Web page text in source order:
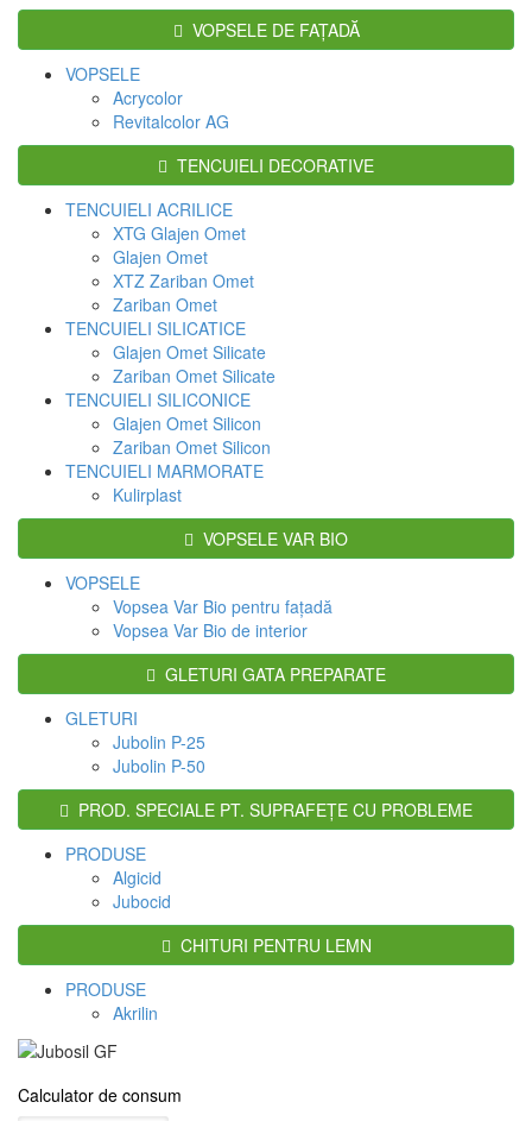
VOPSELE DE FAŢADĂ
VOPSELE
Acrycolor
Revitalcolor AG
TENCUIELI DECORATIVE
TENCUIELI ACRILICE
XTG Glajen Omet
Glajen Omet
XTZ Zariban Omet
Zariban Omet
TENCUIELI SILICATICE
Glajen Omet Silicate
Zariban Omet Silicate
TENCUIELI SILICONICE
Glajen Omet Silicon
Zariban Omet Silicon
TENCUIELI MARMORATE
Kulirplast
VOPSELE VAR BIO
VOPSELE
Vopsea Var Bio pentru faţadă
Vopsea Var Bio de interior
GLETURI GATA PREPARATE
GLETURI
Jubolin P-25
Jubolin P-50
PROD. SPECIALE PT. SUPRAFEŢE CU PROBLEME
PRODUSE
Algicid
Jubocid
CHITURI PENTRU LEMN
PRODUSE
Akrilin
Calculator de consum